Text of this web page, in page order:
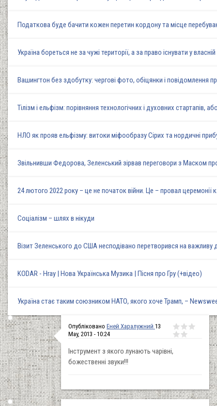
Податкова буде бачити кожен перетин кордону та місце
Україна бореться не за чужі території, а за право існувати у
Вашингтон без здобутку: чергові фото, обіцянки і повідомлення
Тілізм і ельфізм: порівняння технологічних і духовних стартапів,
НЛО як прояв ельфізму: витоки міфообразу Сірих та нордичні
Звільнивши Федорова, Зеленський зірвав переговори з Маском
24 лютого 2022 року – це не початок війни. Це – провал
Соціалізм – шлях в нікуди
Візит Зеленського до США несподівано перетворився на
KODAR - Hray | Нова Українська Музика | Пісня про Гру (+відео)
Україна стає таким союзником НАТО, якого хоче Трамп, –
Опубліковано Еней Харалужний 13
May, 2013 - 10:24
Інструмент з якого лунають чарівні,
божественні звуки!!!